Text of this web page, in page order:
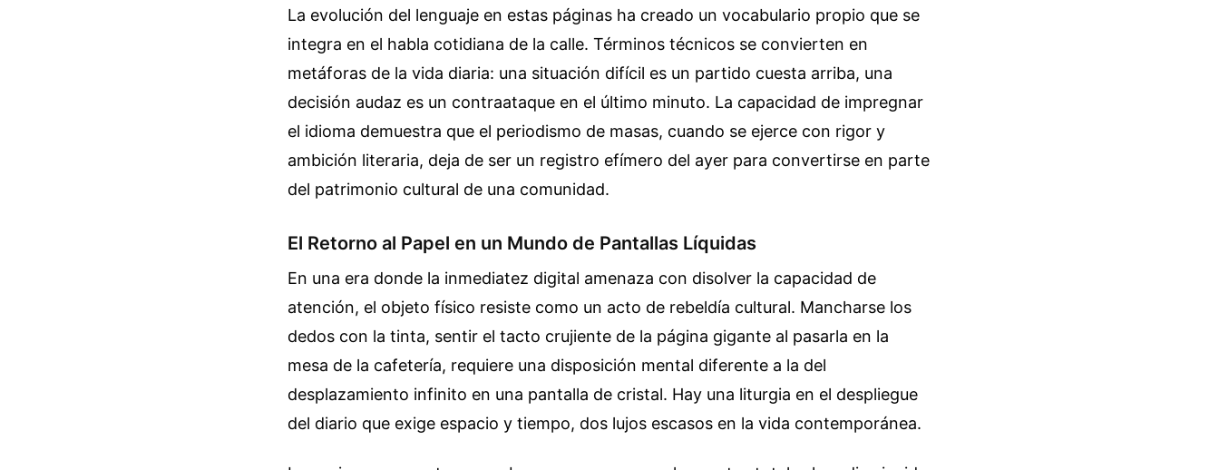
La evolución del lenguaje en estas páginas ha creado un vocabulario propio que se
integra en el habla cotidiana de la calle. Términos técnicos se convierten en
metáforas de la vida diaria: una situación difícil es un partido cuesta arriba, una
decisión audaz es un contraataque en el último minuto. La capacidad de impregnar
el idioma demuestra que el periodismo de masas, cuando se ejerce con rigor y
ambición literaria, deja de ser un registro efímero del ayer para convertirse en parte
del patrimonio cultural de una comunidad.
El Retorno al Papel en un Mundo de Pantallas Líquidas
En una era donde la inmediatez digital amenaza con disolver la capacidad de
atención, el objeto físico resiste como un acto de rebeldía cultural. Mancharse los
dedos con la tinta, sentir el tacto crujiente de la página gigante al pasarla en la
mesa de la cafetería, requiere una disposición mental diferente a la del
desplazamiento infinito en una pantalla de cristal. Hay una liturgia en el despliegue
del diario que exige espacio y tiempo, dos lujos escasos en la vida contemporánea.